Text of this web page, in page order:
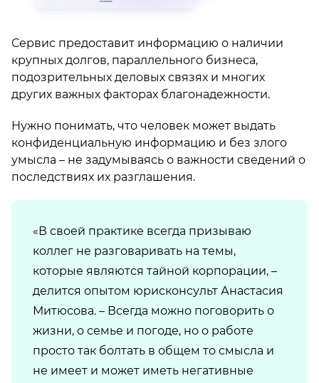
Сервис предоставит информацию о наличии
крупных долгов, параллельного бизнеса,
подозрительных деловых связях и многих
других важных факторах благонадежности.
Нужно понимать, что человек может выдать
конфиденциальную информацию и без злого
умысла – не задумываясь о важности сведений о
последствиях их разглашения.
«В своей практике всегда призываю
коллег не разговаривать на темы,
которые являются тайной корпорации, –
делится опытом юрисконсульт Анастасия
Митюсова. – Всегда можно поговорить о
жизни, о семье и погоде, но о работе
просто так болтать в общем то смысла и
не имеет и может иметь негативные